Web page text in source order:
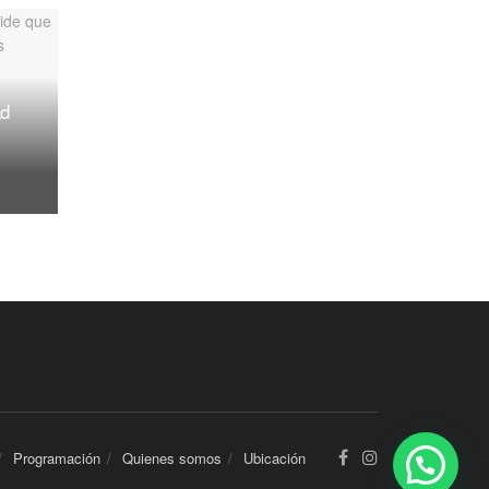
Programación Quienes somos Ubicación